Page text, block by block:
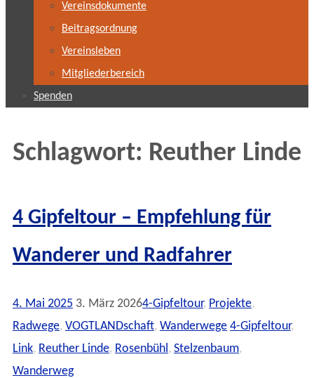
Vereinsdokumente
Beitragsordnung
Vereinsleben
Mitgliederbereich
Spenden
Schlagwort: Reuther Linde
4 Gipfeltour – Empfehlung für
Wanderer und Radfahrer
4. Mai 2025 3. März 20264-Gipfeltour, Projekte,
Radwege, VOGTLANDschaft, Wanderwege 4-Gipfeltour,
Link, Reuther Linde, Rosenbühl, Stelzenbaum,
Wanderweg